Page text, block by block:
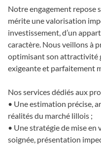
Notre engagement repose
mérite une valorisation
investissement, d’un
caractère. Nous veillons à
optimisant son attractivité
exigeante et parfaitement
Nos services dédiés aux
• Une estimation précise,
réalités du marché lillois ;
• Une stratégie de mise en
soignée, présentation